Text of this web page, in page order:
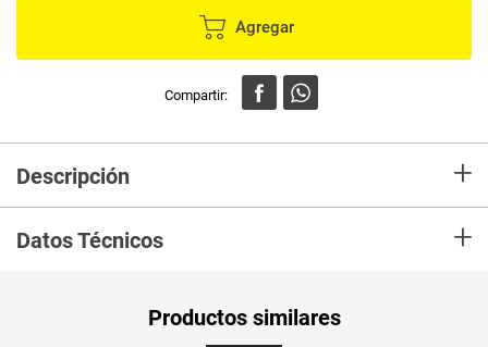
Agregar
Descripción +
gruesitas para consumir en cualquier momento del día. Disfrútalas solas
o con tu acompañamiento favorito.
Datos Técnicos +
Productos similares